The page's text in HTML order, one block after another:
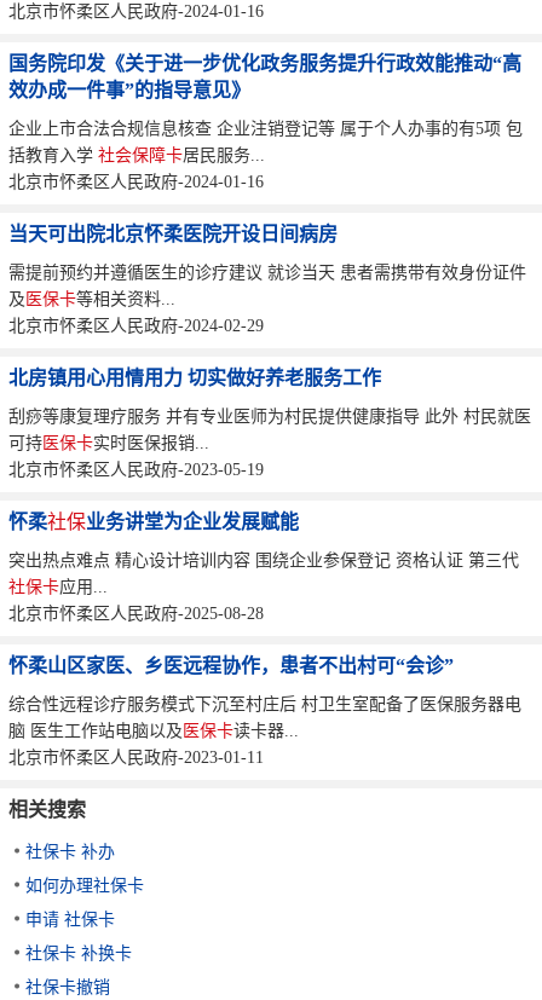
北京市怀柔区人民政府-2024-01-16
国务院印发《关于进一步优化政务服务提升行政效能推动“高
效办成一件事”的指导意见》
企业上市合法合规信息核查 企业注销登记等 属于个人办事的有5项 包
括教育入学 社会保障卡居民服务...
北京市怀柔区人民政府-2024-01-16
当天可出院北京怀柔医院开设日间病房
需提前预约并遵循医生的诊疗建议 就诊当天 患者需携带有效身份证件
及 医保卡等相关资料...
北京市怀柔区人民政府-2024-02-29
北房镇用心用情用力 切实做好养老服务工作
刮痧等康复理疗服务 并有专业医师为村民提供健康指导 此外 村民就医
可持医保卡实时医保报销...
北京市怀柔区人民政府-2023-05-19
怀柔社保业务讲堂为企业发展赋能
突出热点难点 精心设计培训内容 围绕企业参保登记 资格认证 第三代
社保卡应用...
北京市怀柔区人民政府-2025-08-28
怀柔山区家医、乡医远程协作，患者不出村可“会诊”
综合性远程诊疗服务模式下沉至村庄后 村卫生室配备了医保服务器电
脑 医生工作站电脑以及 医保卡读卡器...
北京市怀柔区人民政府-2023-01-11
相关搜索
社保卡 补办
如何办理社保卡
申请 社保卡
社保卡 补换卡
社保卡撤销